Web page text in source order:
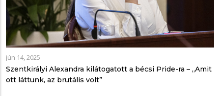
jún 14, 2025
Szentkirályi Alexandra kilátogatott a bécsi Pride-ra – „Amit
ott láttunk, az brutális volt”